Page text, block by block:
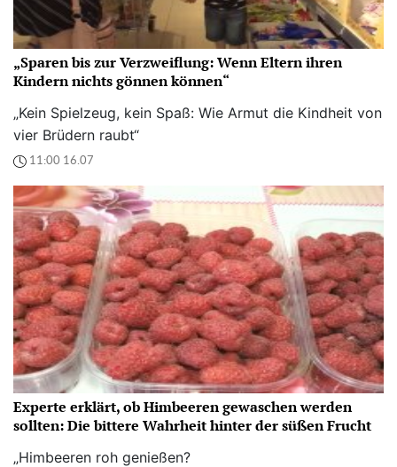
„Sparen bis zur Verzweiflung: Wenn Eltern ihren
Kindern nichts gönnen können“
„Kein Spielzeug, kein Spaß: Wie Armut die Kindheit von
vier Brüdern raubt“
11:00 16.07
Experte erklärt, ob Himbeeren gewaschen werden
sollten: Die bittere Wahrheit hinter der süßen Frucht
„Himbeeren roh genießen?